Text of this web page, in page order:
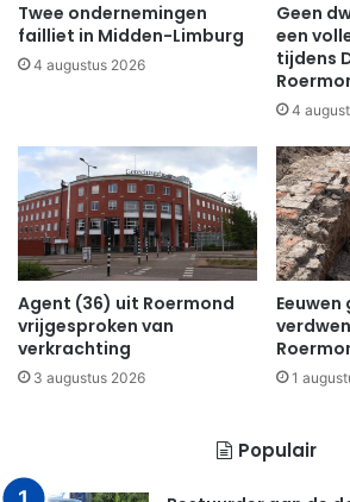
Twee ondernemingen
failliet in Midden-Limburg
4 augustus 2026
Geen
een
tijdens
4
Agent (36) uit Roermond
vrijgesproken van
verkrachting
3 augustus 2026
Eeuwen
1
Populair